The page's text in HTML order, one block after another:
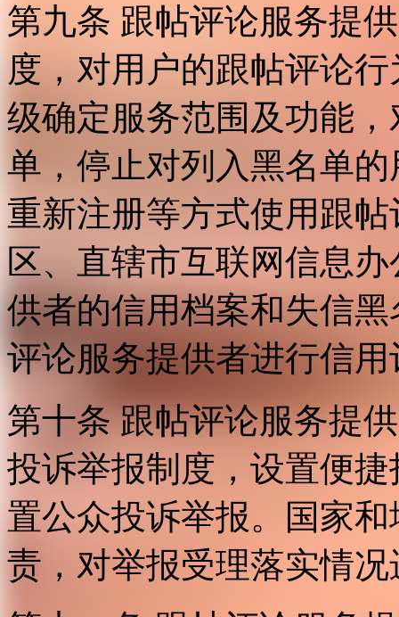
第九条 跟帖评论服务提
度，对用户的跟帖评论
级确定服务范围及功能
单，停止对列入黑名单
重新注册等方式使用跟
区、直辖市互联网信息
供者的信用档案和失信
评论服务提供者进行信用
第十条 跟帖评论服务提
投诉举报制度，设置便
置公众投诉举报。国家
责，对举报受理落实情